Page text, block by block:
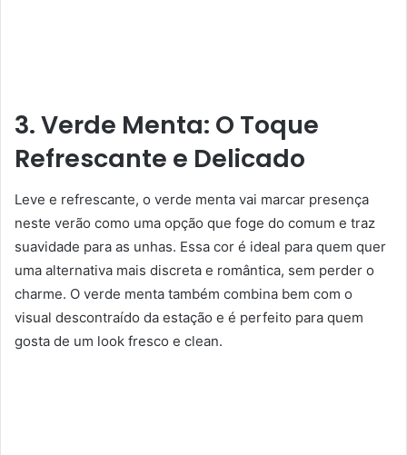
3. Verde Menta: O Toque
Refrescante e Delicado
Leve e refrescante, o verde menta vai marcar presença
neste verão como uma opção que foge do comum e traz
suavidade para as unhas. Essa cor é ideal para quem quer
uma alternativa mais discreta e romântica, sem perder o
charme. O verde menta também combina bem com o
visual descontraído da estação e é perfeito para quem
gosta de um look fresco e clean.